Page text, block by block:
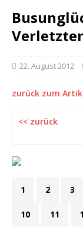
22. August 2012
zurück zum
<< zurück
1 2 3
10 11